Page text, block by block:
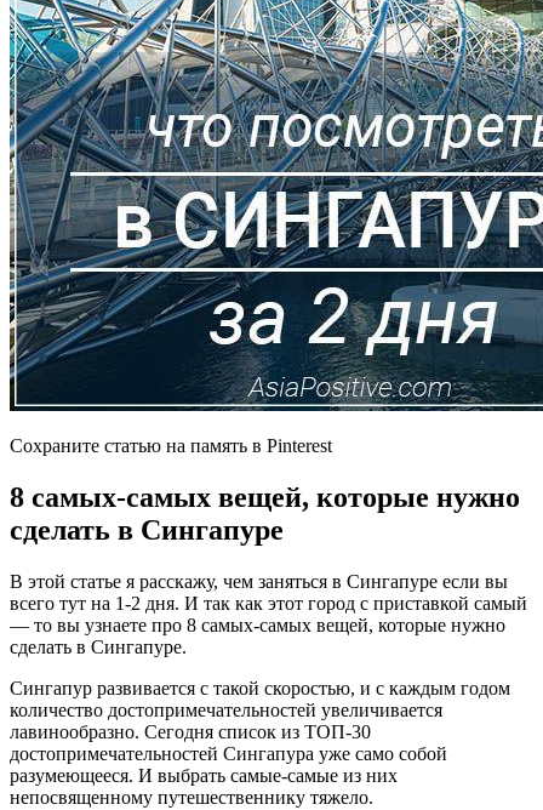
Сохраните статью на память в Pinterest
8 самых-самых вещей, которые нужно
сделать в Сингапуре
В этой статье я расскажу, чем заняться в Сингапуре если вы
всего тут на 1-2 дня. И так как этот город с приставкой самый
— то вы узнаете про 8 самых-самых вещей, которые нужно
сделать в Сингапуре.
Сингапур развивается с такой скоростью, и с каждым годом
количество достопримечательностей увеличивается
лавинообразно. Сегодня список из ТОП-30
достопримечательностей Сингапура уже само собой
разумеющееся. И выбрать самые-самые из них
непосвященному путешественнику тяжело.